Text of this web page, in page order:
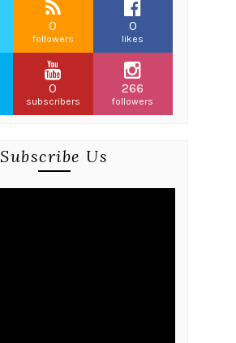
0
followers
0
likes
0
subscribers
266
followers
Subscribe Us